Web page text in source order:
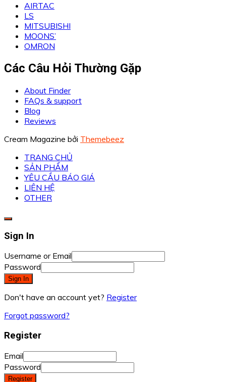
AIRTAC
LS
MITSUBISHI
MOONS’
OMRON
Các Câu Hỏi Thường Gặp
About Finder
FAQs & support
Blog
Reviews
Cream Magazine bởi Themebeez
TRANG CHỦ
SẢN PHẨM
YÊU CẦU BÁO GIÁ
LIÊN HỆ
OTHER
Sign In
Username or Email
Password
Sign In
Don't have an account yet? Register
Forgot password?
Register
Email
Password
Register